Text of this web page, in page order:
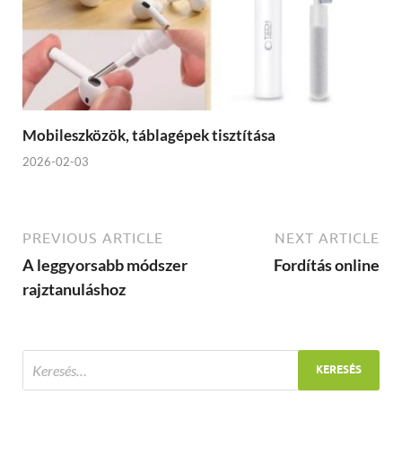
Mobileszközök, táblagépek tisztítása
2026-02-03
PREVIOUS ARTICLE
A leggyorsabb módszer
rajztanuláshoz
NEXT ARTICLE
Fordítás online